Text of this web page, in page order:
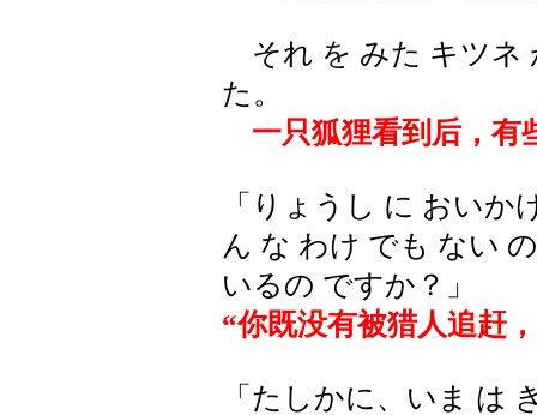
それ を みた キツネ
た。
一只狐狸看到后，有
「りょうし に おい
ん な わけ でも ない
いるの ですか？」
“你既没有被猎人追赶
「たしかに、いま は